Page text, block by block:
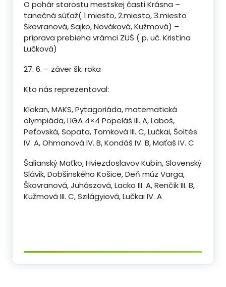
O pohár starostu mestskej časti Krásna –
tanečná súťaž( 1.miesto, 2.miesto, 3.miesto
Škovranová, Sajko, Nováková, Kužmová) –
príprava prebieha vrámci ZUŠ ( p. uč. Kristína
Lučková)
27. 6. – záver šk. roka
Kto nás reprezentoval:
Klokan, MAKS, Pytagoriáda, matematická
olympiáda, LIGA 4×4 Popeláš III. A, Laboš,
Peťovská, Sopata, Tomková III. C, Lučkai, Šoltés
IV. A, Ohmanová IV. B, Kondáš IV. B, Maťaš IV. C
Šalianský Maťko, Hviezdoslavov Kubín, Slovenský
Slávik, Dobšinského Košice, Deň múz Varga,
Škovranová, Juhászová, Lacko III. A, Renčík III. B,
Kužmová III. C, Szilágyiová, Lučkai IV. A